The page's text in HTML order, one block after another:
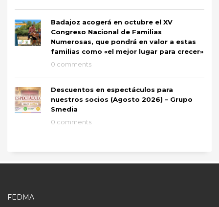
Badajoz acogerá en octubre el XV
Congreso Nacional de Familias
Numerosas, que pondrá en valor a estas
familias como «el mejor lugar para crecer»
0 comments
Descuentos en espectáculos para
nuestros socios (Agosto 2026) – Grupo
Smedia
0 comments
FEDMA